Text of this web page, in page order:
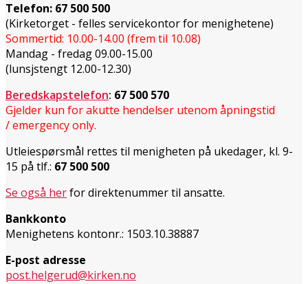
Telefon: 67 500 500
(Kirketorget - felles servicekontor for menighetene)
Sommertid: 10.00-14.00 (frem til 10.08)
Mandag - fredag 09.00-15.00
(lunsjstengt 12.00-12.30)
Beredskapstelefon: 67 500 570
Gjelder kun for akutte hendelser utenom åpningstid
/ emergency only.
Utleiespørsmål rettes til menigheten på ukedager, kl. 9-
15 på tlf.: 67 500 500
Se også herfor direktenummer til ansatte.
Bankkonto
Menighetens kontonr.: 1503.10.38887
E-post adresse
post.helgerud@kirken.no